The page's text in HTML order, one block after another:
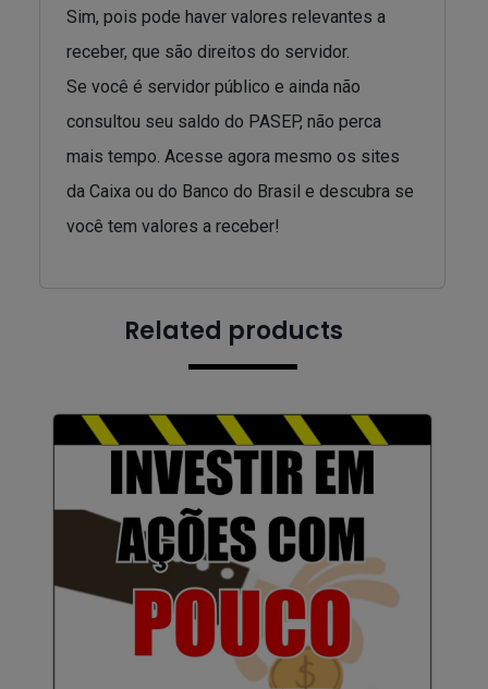
Sim, pois pode haver valores relevantes a
receber, que são direitos do servidor.
Se você é servidor público e ainda não
consultou seu saldo do PASEP, não perca
mais tempo. Acesse agora mesmo os sites
da Caixa ou do Banco do Brasil e descubra se
você tem valores a receber!
Related products